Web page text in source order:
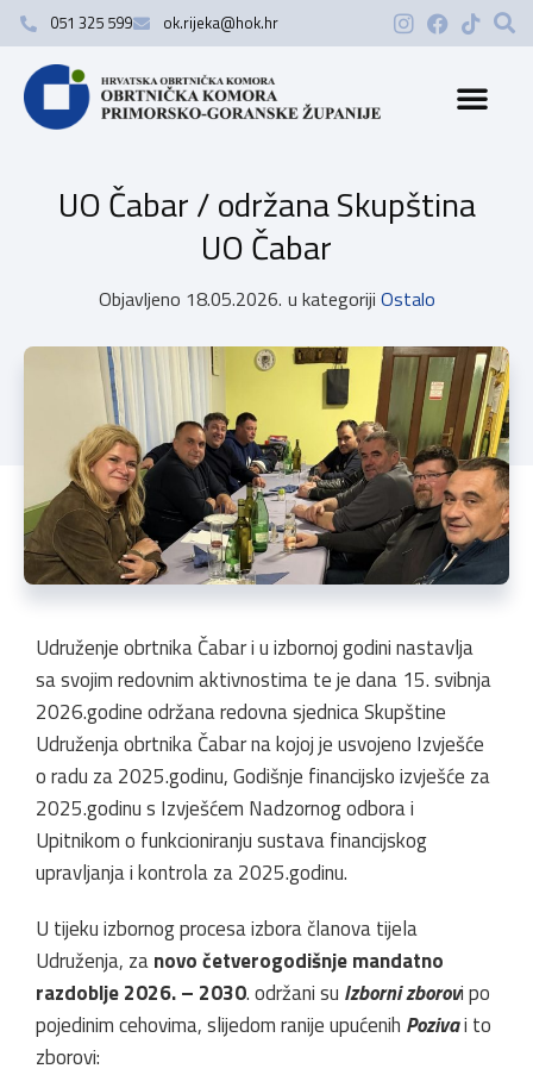
051 325 599 ok.rijeka@hok.hr
UO Čabar / održana Skupština
UO Čabar
Objavljeno 18.05.2026. u kategoriji Ostalo
Udruženje obrtnika Čabar i u izbornoj godini nastavlja
sa svojim redovnim aktivnostima te je dana 15. svibnja
2026.godine održana redovna sjednica Skupštine
Udruženja obrtnika Čabar na kojoj je usvojeno Izvješće
o radu za 2025.godinu, Godišnje financijsko izvješće za
2025.godinu s Izvješćem Nadzornog odbora i
Upitnikom o funkcioniranju sustava financijskog
upravljanja i kontrola za 2025.godinu.
U tijeku izbornog procesa izbora članova tijela
Udruženja, zanovo četverogodišnje mandatno
razdoblje 2026. – 2030. održani su Izborni zborovi po
pojedinim cehovima, slijedom ranije upućenih Pozivai to
zborovi: